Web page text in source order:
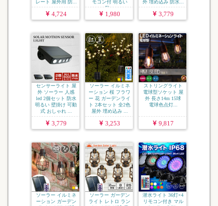
レート 屋外用 防...
4,724
モコン付 明るい
防...
1,980
外 埋め込み 防水...
3,779
センサーライト 屋
外 ソーラー 人感
led 2個セット 防水
明るい 壁掛け 可動
式 おしゃれ ...
3,779
ソーラー イルミネ
ーション 桜 フラワ
ー 花 ガーデンライ
ト 2本セット 全2色
屋外 埋め込み ...
3,253
ストリングライト
電球型ソケット 屋
外 長さ14m 15球
電球色点灯...
9,817
ソーラー イルミネ
ーション ガーデン
ソーラー ガーデン
ライト レトロ ラン
潜水ライト 36灯×4
リモコン付き マル